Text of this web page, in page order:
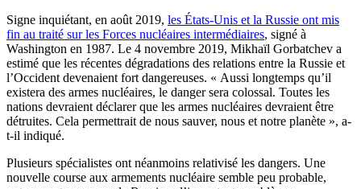
Signe inquiétant, en août 2019, les États-Unis et la Russie ont mis
fin au traité sur les Forces nucléaires intermédiaires, signé à
Washington en 1987. Le 4 novembre 2019, Mikhaïl Gorbatchev a
estimé que les récentes dégradations des relations entre la Russie et
l’Occident devenaient fort dangereuses. « Aussi longtemps qu’il
existera des armes nucléaires, le danger sera colossal. Toutes les
nations devraient déclarer que les armes nucléaires devraient être
détruites. Cela permettrait de nous sauver, nous et notre planète », a-
t-il indiqué.
Plusieurs spécialistes ont néanmoins relativisé les dangers. Une
nouvelle course aux armements nucléaire semble peu probable,